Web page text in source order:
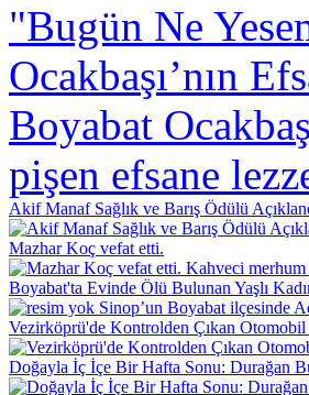
"Bugün Ne
Ocakbaşı’nın
Boyabat
pişen efsane
Akif Manaf Sağlık ve Barış Ödülü
Mazhar Koç vefat etti.
Kahveci
Boyabat'ta Evinde Ölü Bulunan Yaşlı
Sinop’un Boyabat ilçesinde
Vezirköprü'de Kontrolden Çıkan
Doğayla İç İçe Bir Hafta Sonu: Durağan